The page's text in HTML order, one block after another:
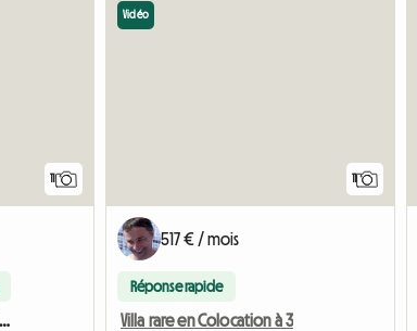
Villa en colocation pour 3 personnes (Reims - 51100)
Vidéo
517 € / mois
Réponse rapide
Villa rare en Colocation à 3